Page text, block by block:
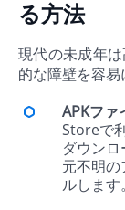
る方法
現代の未成年
的な障壁を容易
APKファ
Storeで
ダウン
元不明
ルします。